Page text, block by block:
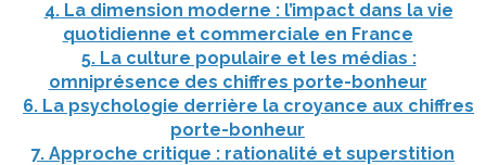
4. La dimension moderne : l’impact dans la vie
quotidienne et commerciale en France
5. La culture populaire et les médias :
omniprésence des chiffres porte-bonheur
6. La psychologie derrière la croyance aux chiffres
porte-bonheur
7. Approche critique : rationalité et superstition